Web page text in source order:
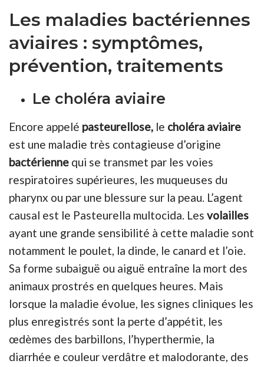
Les maladies bactériennes
aviaires : symptômes,
prévention, traitements
Le choléra aviaire
Encore appelé pasteurellose, le choléra aviaire
est une maladie très contagieuse d’origine
bactérienne qui se transmet par les voies
respiratoires supérieures, les muqueuses du
pharynx ou par une blessure sur la peau. L’agent
causal est le Pasteurella multocida. Les volailles
ayant une grande sensibilité à cette maladie sont
notamment le poulet, la dinde, le canard et l’oie.
Sa forme subaiguë ou aiguë entraîne la mort des
animaux prostrés en quelques heures. Mais
lorsque la maladie évolue, les signes cliniques les
plus enregistrés sont la perte d’appétit, les
œdèmes des barbillons, l’hyperthermie, la
diarrhée e couleur verdâtre et malodorante, des